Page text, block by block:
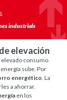
industrials
elevación
elevado consumo
sube. Por
energético. La
a ahorrar.
en los